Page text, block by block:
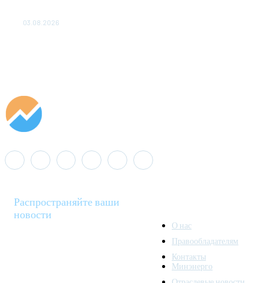
03.08.2026
Распространяйте ваши
новости
О нас
Правообладателям
Контакты
Минэнерго